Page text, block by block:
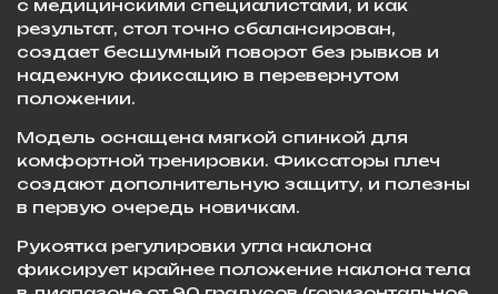
с медицинскими специалистами, и как
результат, стол точно сбалансирован,
создает бесшумный поворот без рывков и
надежную фиксацию в перевернутом
положении.
Модель оснащена мягкой спинкой для
комфортной тренировки. Фиксаторы плеч
создают дополнительную защиту, и полезны
в первую очередь новичкам.
Рукоятка регулировки угла наклона
фиксирует крайнее положение наклона тела